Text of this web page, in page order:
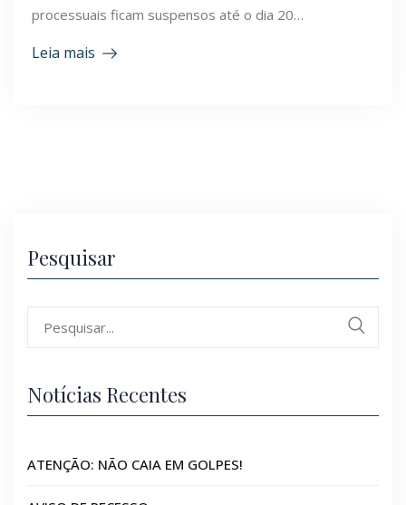
processuais ficam suspensos até o dia 20…
Leia mais
Pesquisar
Notícias Recentes
ATENÇÃO: NÃO CAIA EM GOLPES!